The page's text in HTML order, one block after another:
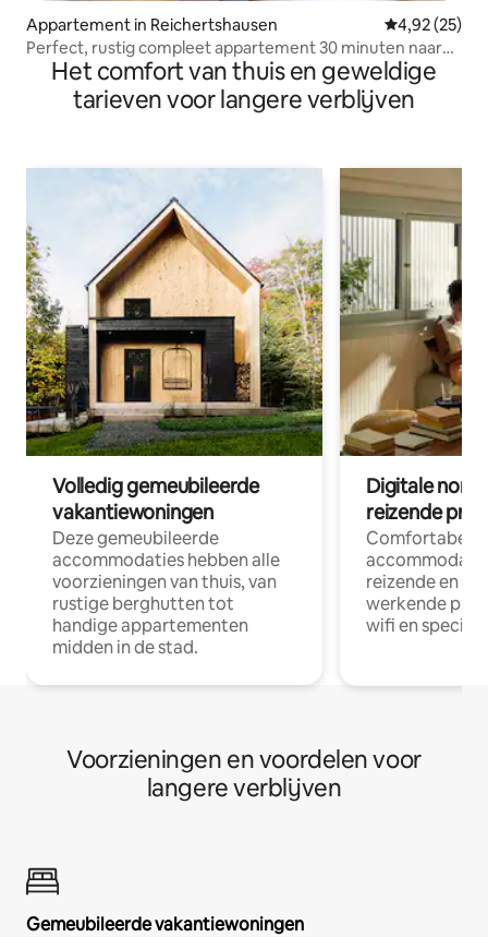
Appartement in Reichertshausen Gemiddelde
4,92 (25)
Perfect, rustig compleet appartement 30 minuten naar
MucHet comfort van thuis en geweldige
tarieven voor langere verblijven
Volledig gemeubileerde
vakantiewoningen
Deze gemeubileerde
accommodaties hebben alle
voorzieningen van thuis, van
rustige berghutten tot
handige appartementen
midden in de stad.
Digitale
reizende
Comfortabele
reizende en
werkende
wifi en
Voorzieningen en voordelen voor
langere verblijven
Gemeubileerde vakantiewoningen